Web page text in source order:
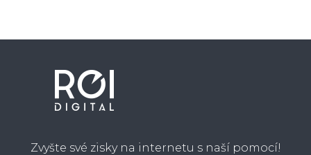
Zvyšte své zisky na internetu s naší pomocí!